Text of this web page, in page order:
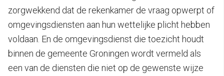
zorgwekkend dat de rekenkamer de vraag opwerpt of
omgevingsdiensten aan hun wettelijke plicht hebben
voldaan. En de omgevingsdienst die toezicht houdt
binnen de gemeente Groningen wordt vermeld als
een van de diensten die niet op de gewenste wijze